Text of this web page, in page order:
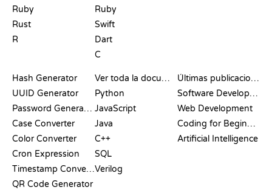
Ruby
Rust
R
Ruby
Swift
Dart
C
Hash Generator
UUID Generator
Password Generator
Case Converter
Color Converter
Cron Expression
Timestamp Converter
QR Code Generator
Ver toda la documentación
Python
JavaScript
Java
C++
SQL
Verilog
Últimas publicaciones
Software Development
Web Development
Coding for Beginners
Artificial Intelligence